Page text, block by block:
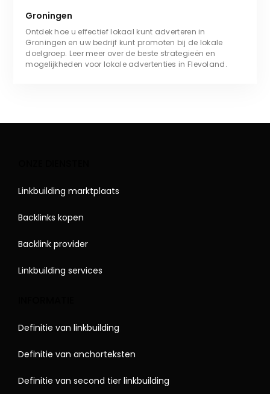
Groningen
Ontdek hoe u effectief lokaal kunt adverteren in
Groningen en uw bedrijf kunt promoten bij de lokale
doelgroep. Leer meer over de beste strategieën en
mogelijkheden voor lokale advertenties in Flevoland.
Linkbuilding marktplaats
Backlinks kopen
Backlink provider
Linkbuilding services
Definitie van linkbuilding
Definitie van anchorteksten
Definitie van second tier linkbuilding